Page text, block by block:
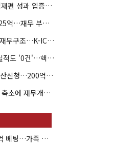
상장사 옷 벗는 신세계푸드…사업재편 성과 입증할까
한화솔루션, 여천NCC 재편에 2725억…재무 부담 커지나
NH농협생명, 금리상승에 취약한 재무구조…K-ICS 변동성 '주의보'
신한투자증권, IPO 조직 줄이자 실적도 '0건'…핵심 인력까지 이탈
해성에어로보틱스, 2주 주주가 파산신청…200억 CB 분쟁 확산
'부채비율 955%' 계양전기, 유증 축소에 재무개선 효과 '뚝'
아워홈 떠난 구미현, 본느에 340억 베팅…가족 지배체제 구축